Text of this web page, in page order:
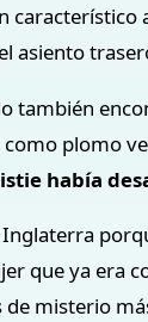
característico
asiento
también
plomo
había
que ya era
de misterio